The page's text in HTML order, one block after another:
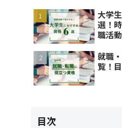
大学
選！
職活
就職
覧！
目次